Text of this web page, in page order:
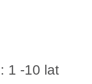
: 1 -10 lat